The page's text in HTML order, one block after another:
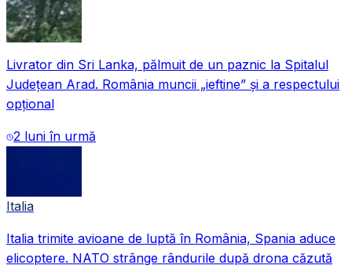
VIDEO
Livrator din Sri Lanka, pălmuit de un paznic la Spitalul
Județean Arad. România muncii „ieftine” și a respectului
opțional
2 luni în urmă
Italia
Italia trimite avioane de luptă în România, Spania aduce
elicoptere. NATO strânge rândurile după drona căzută